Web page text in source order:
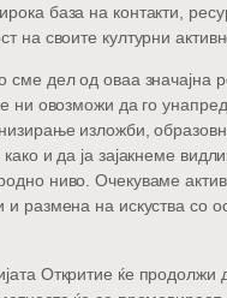
база на контакти,
на своите културни
сме дел од оваа значајна
ни овозможи да го
изложби,
како и да ја зајакнеме
ниво. Очекуваме
и размена на искуства со
Откритие ќе продолжи